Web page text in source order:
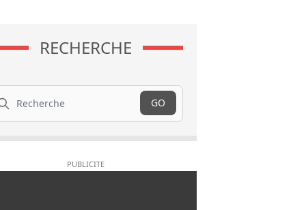
RECHERCHE
GO